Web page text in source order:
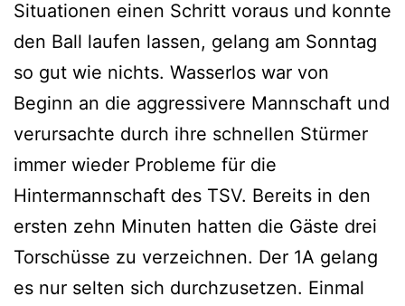
Situationen einen Schritt voraus und konnte
den Ball laufen lassen, gelang am Sonntag
so gut wie nichts. Wasserlos war von
Beginn an die aggressivere Mannschaft und
verursachte durch ihre schnellen Stürmer
immer wieder Probleme für die
Hintermannschaft des TSV. Bereits in den
ersten zehn Minuten hatten die Gäste drei
Torschüsse zu verzeichnen. Der 1A gelang
es nur selten sich durchzusetzen. Einmal